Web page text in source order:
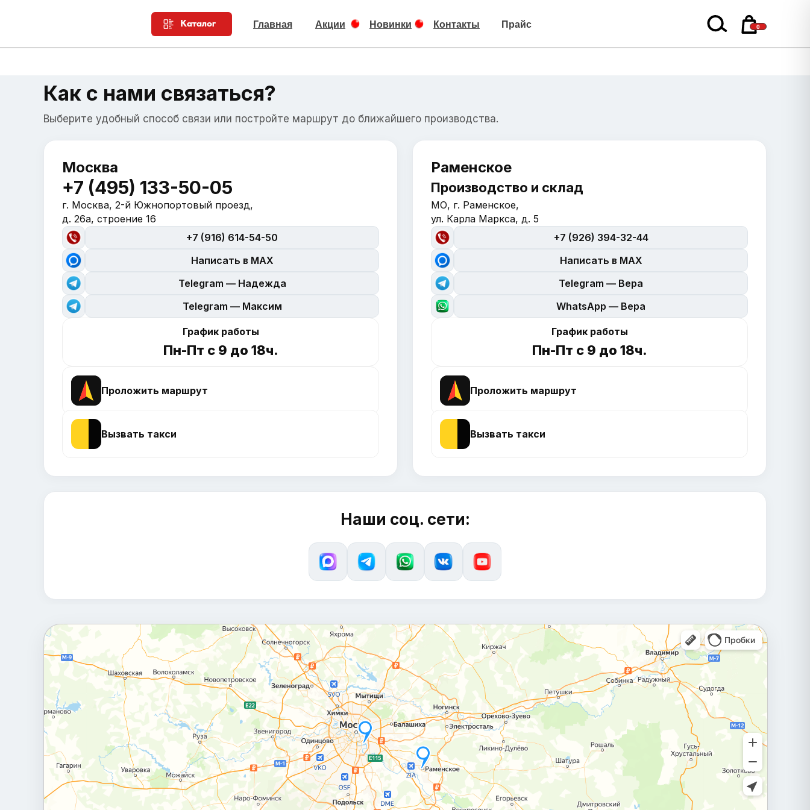
Акции 0
Каталог Главная Контакты
Новинки Прайс
Как с нами связаться?
Выберите удобный способ связи или постройте маршрут до ближайшего производства.
Москва
+7 (495) 133-50-05
г. Москва, 2-й Южнопортовый проезд,
д. 26а, строение 16
+7 (916) 614-54-50
Написать в MAX
Telegram — Надежда
Telegram — Максим
График работы
Пн-Пт с 9 до 18ч.
Проложить маршрут
Вызвать такси
Раменское
Производство и склад
МО, г. Раменское,
ул. Карла Маркса, д. 5
+7 (926) 394-32-44
Написать в MAX
Telegram — Вера
WhatsApp — Вера
График работы
Пн-Пт с 9 до 18ч.
Проложить маршрут
Вызвать такси
Наши соц. сети: